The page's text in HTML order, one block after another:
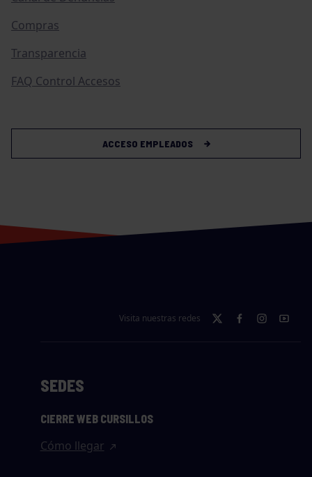
Compras
Transparencia
FAQ Control Accesos
ACCESO EMPLEADOS
Visita nuestras redes
SEDES
CIERRE WEB CURSILLOS
Cómo llegar